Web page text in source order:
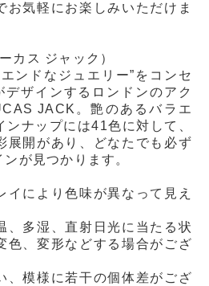
お気軽にお楽しみいただけま
ス ジャック）
ンドなジュエリー”をコンセ
ザインするロンドンのアク
JACK。艶のあるバラエ
ナップには41色に対して、
展開があり、どなたでも必ず
が見つかります。
により色味が異なって見え
多湿、直射日光に当たる状
色、変形などする場合がござ
、模様に若干の個体差がござ